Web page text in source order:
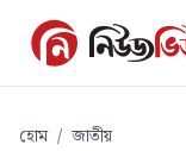
হোম / জাতীয়